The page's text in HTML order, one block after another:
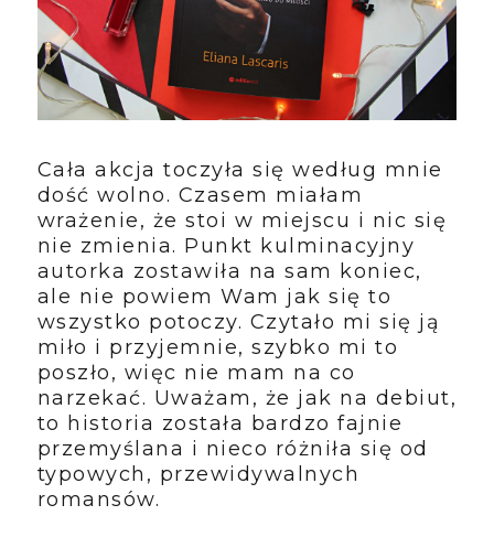
Cała akcja toczyła się według mnie
dość wolno. Czasem miałam
wrażenie, że stoi w miejscu i nic się
nie zmienia. Punkt kulminacyjny
autorka zostawiła na sam koniec,
ale nie powiem Wam jak się to
wszystko potoczy. Czytało mi się ją
miło i przyjemnie, szybko mi to
poszło, więc nie mam na co
narzekać. Uważam, że jak na debiut,
to historia została bardzo fajnie
przemyślana i nieco różniła się od
typowych, przewidywalnych
romansów.